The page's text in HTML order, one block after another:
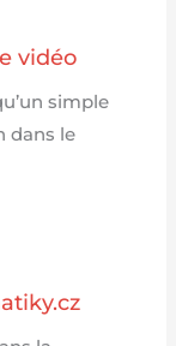
vidéo
simple
dans le